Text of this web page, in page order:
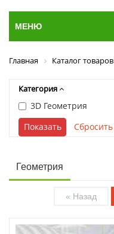
МЕНЮ
Главная Каталог товаров
Категория
3D Геометрия
Геометрия
« Назад